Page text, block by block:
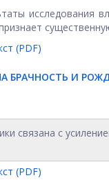
исследования
(PDF)
БРАЧНОСТЬ И
связана с
(PDF)